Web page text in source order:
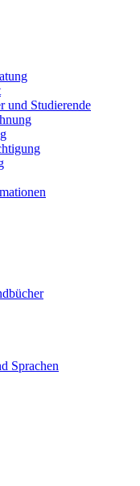
und Studierende
Sprachen